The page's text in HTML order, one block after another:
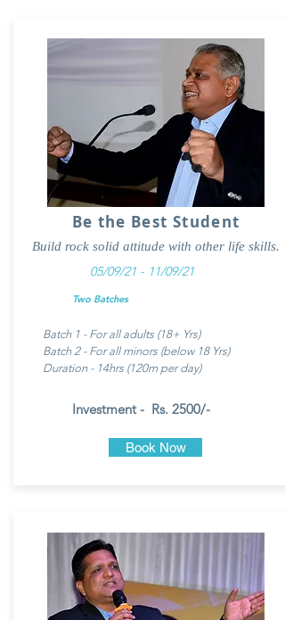
Be the Best Student
Build rock solid attitude with other life skills.
05/09/21 - 11/09/21
Two Batches
Batch 1 - For all adults (18+ Yrs)
Batch 2 - For all minors (below 18 Yrs)
Duration - 14hrs (120m per day)
Investment - Rs. 2500/-
Book Now